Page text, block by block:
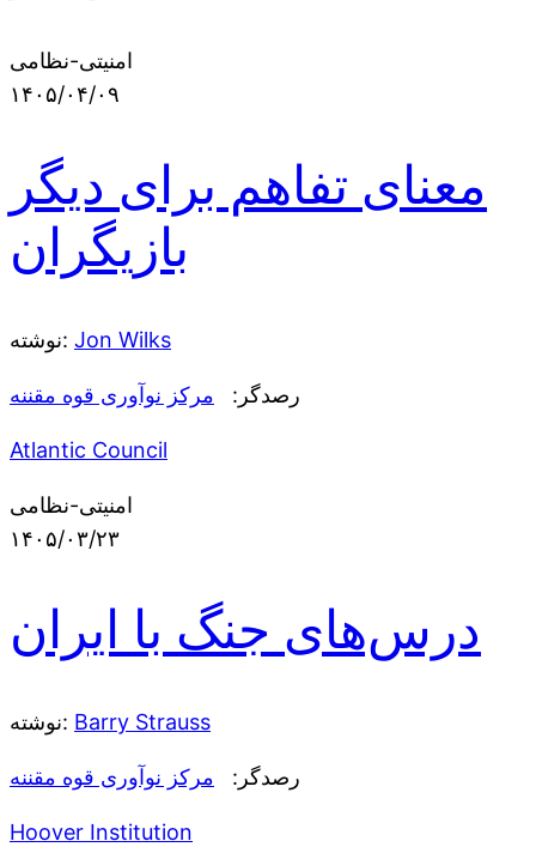
امنیتی-نظامی
۱۴۰۵/۰۴/۰۹
معنای تفاهم برای دیگر
بازیگران
نوشته: Jon Wilks
رصدگر: مرکز نوآوری قوه مقننه
Atlantic Council
امنیتی-نظامی
۱۴۰۵/۰۳/۲۳
درس‌های جنگ با ایران
نوشته: Barry Strauss
رصدگر: مرکز نوآوری قوه مقننه
Hoover Institution